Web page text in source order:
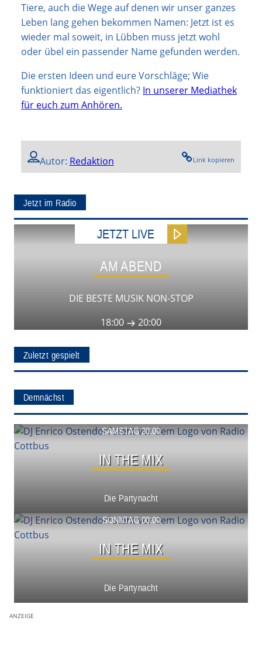
Tiere, auch die Wege auf denen wir unser ganzes
Leben lang gehen bekommen Namen: Jetzt ist es
wieder mal soweit, in Lübben muss jetzt wohl
oder übel ein passender Name gefunden werden.
Die ersten Ideen und eure Vorschläge; Wie
funktioniert das eigentlich? In unserer Mediathek
für euch zum Anhören.
Autor: Redaktion Link kopieren
Jetzt im Radio
JETZT LIVE
AM ABEND
DIE BESTE MUSIK NON-STOP
18:00
20:00
Zuletzt gespielt
Demnächst
SAMSTAG 20:00
IN THE MIX
Die Partynacht
Show ansehen
SONNTAG 00:00
IN THE MIX
Die Partynacht
Show ansehen